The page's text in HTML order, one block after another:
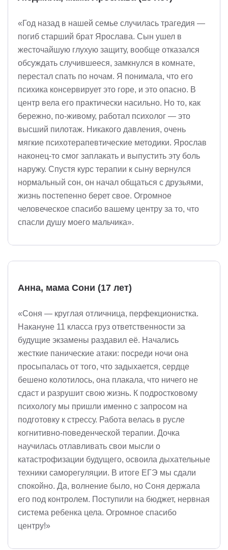
«Год назад в нашей семье случилась трагедия —
погиб старший брат Ярослава. Сын ушел в
жесточайшую глухую защиту, вообще отказался
обсуждать случившееся, замкнулся в комнате,
перестал спать по ночам. Я понимала, что его
психика консервирует это горе, и это опасно. В
центр вела его практически насильно. Но то, как
бережно, по-живому, работал психолог — это
высший пилотаж. Никакого давления, очень
мягкие психотерапевтические методики. Ярослав
наконец-то смог заплакать и выпустить эту боль
наружу. Спустя курс терапии к сыну вернулся
нормальный сон, он начал общаться с друзьями,
жизнь постепенно берет свое. Огромное
человеческое спасибо вашему центру за то, что
спасли душу моего мальчика».
Анна, мама Сони (17 лет)
«Соня — круглая отличница, перфекционистка.
Накануне 11 класса груз ответственности за
будущие экзамены раздавил её. Начались
жесткие панические атаки: посреди ночи она
просыпалась от того, что задыхается, сердце
бешено колотилось, она плакала, что ничего не
сдаст и разрушит свою жизнь. К подростковому
психологу мы пришли именно с запросом на
подготовку к стрессу. Работа велась в русле
когнитивно-поведенческой терапии. Дочка
научилась отлавливать свои мысли о
катастрофизации будущего, освоила дыхательные
техники саморегуляции. В итоге ЕГЭ мы сдали
спокойно. Да, волнение было, но Соня держала
его под контролем. Поступили на бюджет, нервная
система ребенка цела. Огромное спасибо
центру!»